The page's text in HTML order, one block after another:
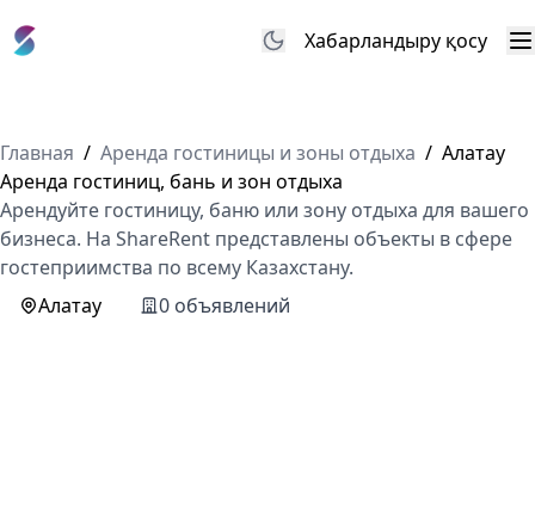
Хабарландыру қосу
Главная / Аренда гостиницы и зоны отдыха / Алатау
Аренда гостиниц, бань и зон отдыха
Арендуйте гостиницу, баню или зону отдыха для вашего
бизнеса. На ShareRent представлены объекты в сфере
гостеприимства по всему Казахстану.
Алатау
0 объявлений